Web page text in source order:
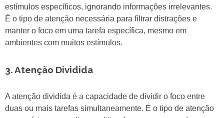
estímulos específicos, ignorando informações irrelevantes.
É o tipo de atenção necessária para filtrar distrações e
manter o foco em uma tarefa específica, mesmo em
ambientes com muitos estímulos.
3. Atenção Dividida
A atenção dividida é a capacidade de dividir o foco entre
duas ou mais tarefas simultaneamente. É o tipo de atenção